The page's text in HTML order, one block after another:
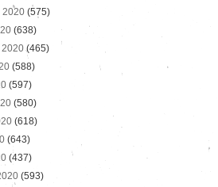
2020 (575)
(638)
2020(465)
(588)
(597)
(580)
(618)
(643)
(437)
(593)